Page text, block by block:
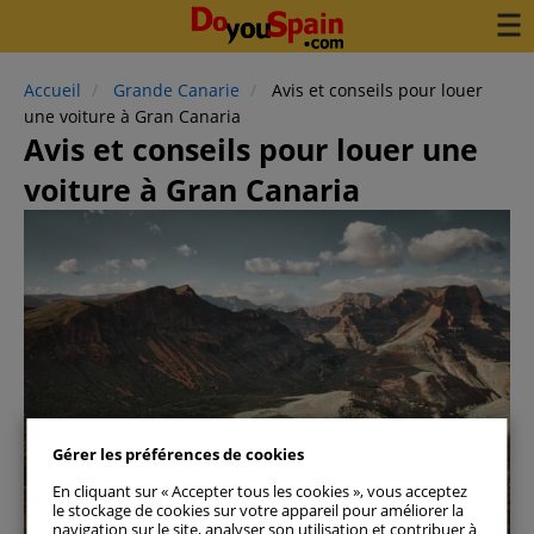
Accueil Grande Canarie
Avis et conseils pour louer
une voiture à Gran Canaria
Avis et conseils pour louer une
voiture à Gran Canaria
Grande Canarie
Gérer les préférences de cookies
En cliquant sur « Accepter tous les cookies », vous acceptez
le stockage de cookies sur votre appareil pour améliorer la
navigation sur le site, analyser son utilisation et contribuer à